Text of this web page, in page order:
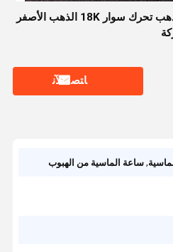
مجوهرات مخصصة AU750 الذهب تحرك سوار 18K الذهب الأصفر
ﺎﺘﺼﻟ ﺍﻶﻧ
,ساعة الماسية من الهبوب